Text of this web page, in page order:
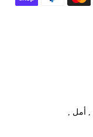
أمل